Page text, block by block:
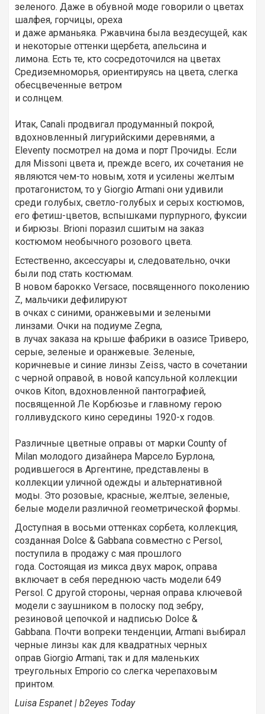
зеленого. Даже в обувной моде говорили о цветах
шалфея, горчицы, ореха
и даже арманьяка. Ржавчина была вездесущей, как
и некоторые оттенки щербета, апельсина и
лимона. Есть те, кто сосредоточился на цветах
Средиземноморья, ориентируясь на цвета, слегка
обесцвеченные ветром
и солнцем.
Итак, Canali продвигал продуманный покрой,
вдохновленный лигурийскими деревнями, а
Eleventy посмотрел на дома и порт Прочиды. Если
для Missoni цвета и, прежде всего, их сочетания не
являются чем-то новым, хотя и усилены желтым
протагонистом, то у Giorgio Armani они удивили
среди голубых, светло-голубых и серых костюмов,
его фетиш-цветов, вспышками пурпурного, фуксии
и бирюзы. Brioni поразил сшитым на заказ
костюмом необычного розового цвета.
Естественно, аксессуары и, следовательно, очки
были под стать костюмам.
В новом барокко Versace, посвященного поколению
Z, мальчики дефилируют
в очках с синими, оранжевыми и зелеными
линзами. Очки на подиуме Zegna,
в лучах заказа на крыше фабрики в оазисе Триверо,
серые, зеленые и оранжевые. Зеленые,
коричневые и синие линзы Zeiss, часто в сочетании
с черной оправой, в новой капсульной коллекции
очков Kiton, вдохновленной пантографией,
посвященной Ле Корбюзье и главному герою
голливудского кино середины 1920-х годов.
Различные цветные оправы от марки County of
Milan молодого дизайнера Марсело Бурлона,
родившегося в Аргентине, представлены в
коллекции уличной одежды и альтернативной
моды. Это розовые, красные, желтые, зеленые,
белые модели различной геометрической формы.
Доступная в восьми оттенках сорбета, коллекция,
созданная Dolce & Gabbana совместно с Persol,
поступила в продажу с мая прошлого
года. Состоящая из микса двух марок, оправа
включает в себя переднюю часть модели 649
Persol. С другой стороны, черная оправа ключевой
модели с заушником в полоску под зебру,
резиновой цепочкой и надписью Dolce &
Gabbana. Почти вопреки тенденции, Armani выбирал
черные линзы как для квадратных черных
оправ Giorgio Armani, так и для маленьких
треугольных Emporio со слегка черепаховым
принтом.
Luisa Espanet | b2eyes Today